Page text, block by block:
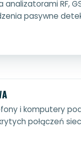
RF,
pasywne
i komputery
połączeń